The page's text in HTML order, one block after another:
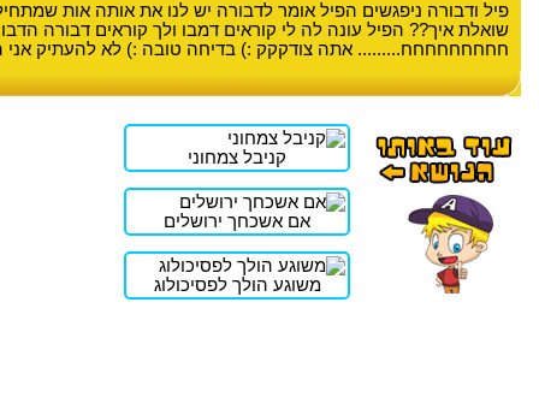
פיל ודבורה ניפגשים הפיל אומר לדבורה יש לנו את אותה אות
שואלת איך?? הפיל עונה לה לי קוראים דמבו ולך קוראים דבורה
חחחחחחחחח......... אתה צודקקק :) בדיחה טובה :) לא להעתיק אני
קניבל צמחוני
אם אשכחך ירושלים
משוגע הולך לפסיכולוג